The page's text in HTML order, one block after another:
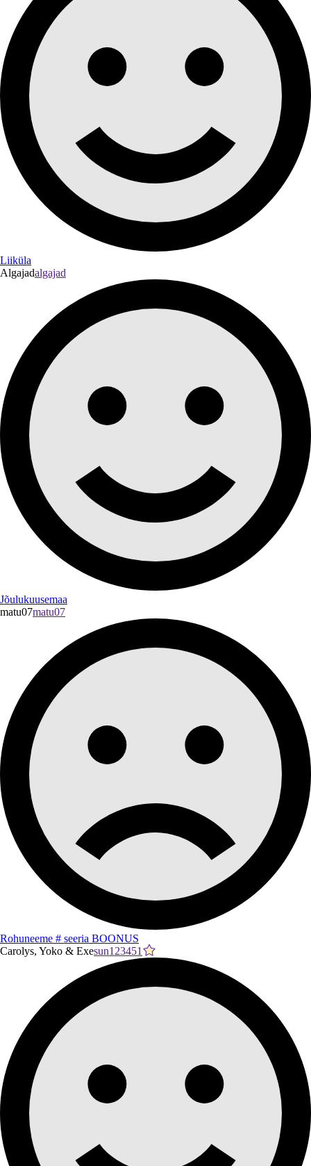
Liiküla
Algajadalgajad
Jõulukuusemaa
matu07matu07
Rohuneeme # seeria BOONUS
Carolys, Yoko & Exesun123451